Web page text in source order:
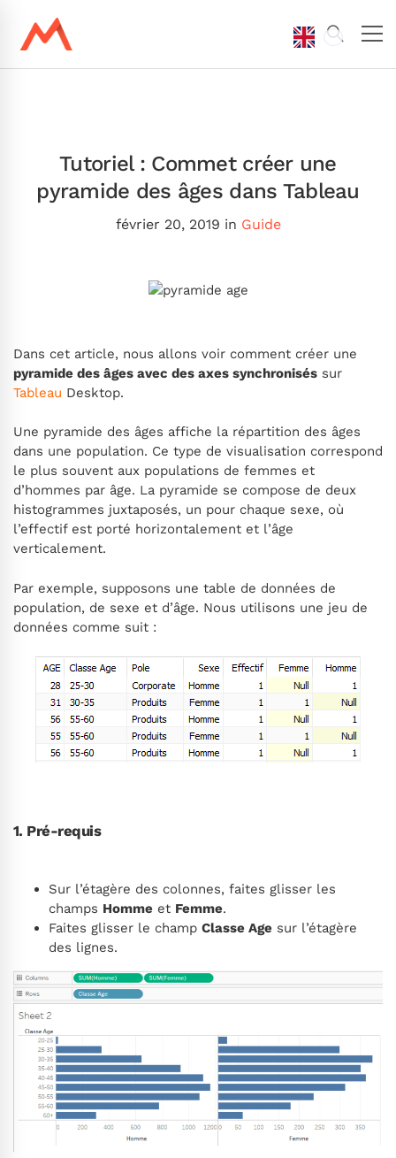
Tutoriel : Commet créer une
pyramide des âges dans Tableau
février 20, 2019 in Guide
Dans cet article, nous allons voir comment créer une
pyramide des âges avec des axes synchronisés sur
Tableau Desktop.
Une pyramide des âges affiche la répartition des âges
dans une population. Ce type de visualisation correspond
le plus souvent aux populations de femmes et
d’hommes par âge. La pyramide se compose de deux
histogrammes juxtaposés, un pour chaque sexe, où
l’effectif est porté horizontalement et l’âge
verticalement.
Par exemple, supposons une table de données de
population, de sexe et d’âge. Nous utilisons une jeu de
données comme suit :
1. Pré-requis
Sur l’étagère des colonnes, faites glisser les
champs Homme et Femme.
Faites glisser le champ Classe Age sur l’étagère
des lignes.